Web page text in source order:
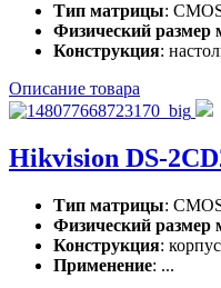
Тип матрицы:
Физический размер
Конструкция:
Описание товара
Hikvision DS-
Тип матрицы:
Физический размер
Конструкция:
Применение: ...